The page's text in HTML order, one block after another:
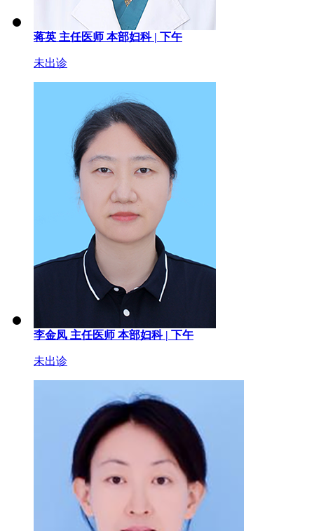
蒋英 主任医师 本部妇科 | 下午
未出诊
李金凤 主任医师 本部妇科 | 下午
未出诊